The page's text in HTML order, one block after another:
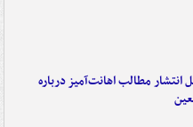
انتشار مطالب اهانت‌آمیز درباره